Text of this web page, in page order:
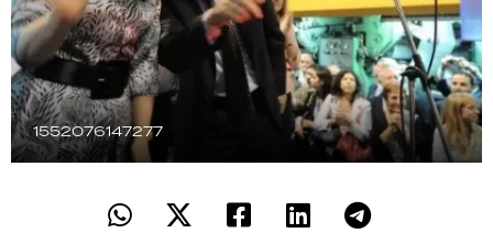
1552076147277
Seguinos